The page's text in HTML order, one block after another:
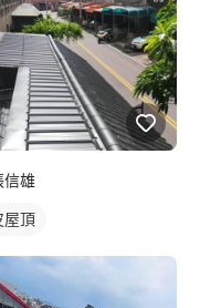
信雄
屋頂